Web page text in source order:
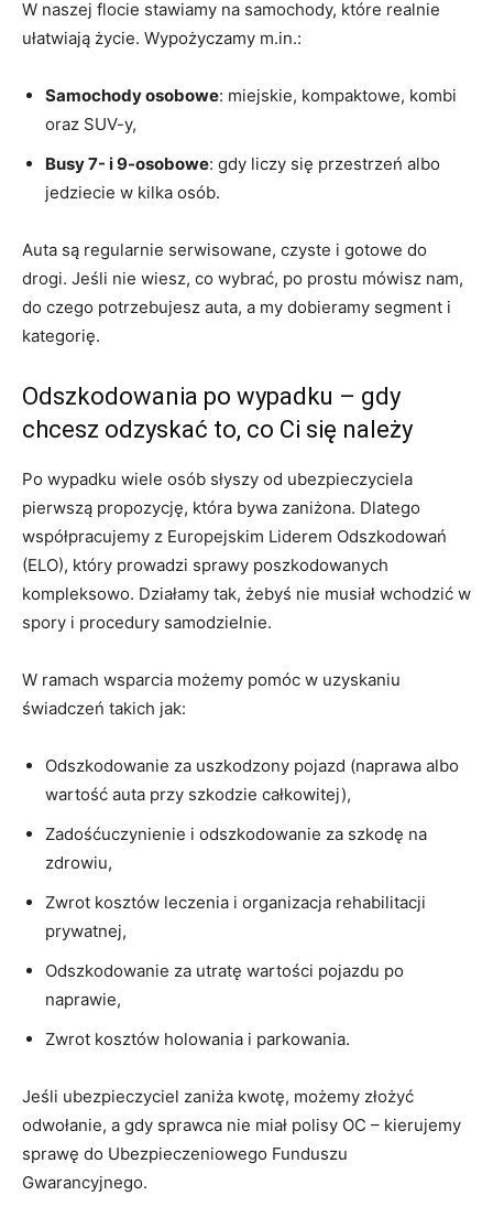
W naszej flocie stawiamy na samochody, które realnie
ułatwiają życie. Wypożyczamy m.in.:
Samochody osobowe: miejskie, kompaktowe, kombi
oraz SUV-y,
Busy 7- i 9-osobowe: gdy liczy się przestrzeń albo
jedziecie w kilka osób.
Auta są regularnie serwisowane, czyste i gotowe do
drogi. Jeśli nie wiesz, co wybrać, po prostu mówisz nam,
do czego potrzebujesz auta, a my dobieramy segment i
kategorię.
Odszkodowania po wypadku – gdy
chcesz odzyskać to, co Ci się należy
Po wypadku wiele osób słyszy od ubezpieczyciela
pierwszą propozycję, która bywa zaniżona. Dlatego
współpracujemy z Europejskim Liderem Odszkodowań
(ELO), który prowadzi sprawy poszkodowanych
kompleksowo. Działamy tak, żebyś nie musiał wchodzić w
spory i procedury samodzielnie.
W ramach wsparcia możemy pomóc w uzyskaniu
świadczeń takich jak:
Odszkodowanie za uszkodzony pojazd (naprawa albo
wartość auta przy szkodzie całkowitej),
Zadośćuczynienie i odszkodowanie za szkodę na
zdrowiu,
Zwrot kosztów leczenia i organizacja rehabilitacji
prywatnej,
Odszkodowanie za utratę wartości pojazdu po
naprawie,
Zwrot kosztów holowania i parkowania.
Jeśli ubezpieczyciel zaniża kwotę, możemy złożyć
odwołanie, a gdy sprawca nie miał polisy OC – kierujemy
sprawę do Ubezpieczeniowego Funduszu
Gwarancyjnego.